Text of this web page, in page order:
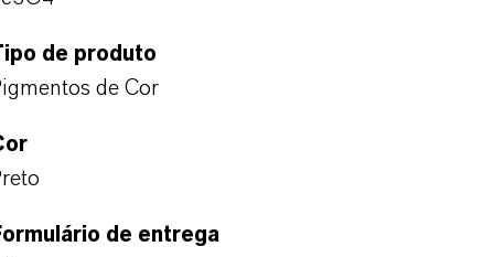
de produto
de Cor
de entrega